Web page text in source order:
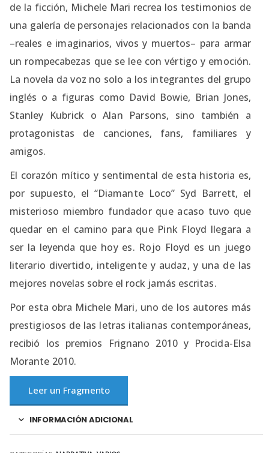
de la ficción, Michele Mari recrea los testimonios de
una galería de personajes relacionados con la banda
–reales e imaginarios, vivos y muertos– para armar
un rompecabezas que se lee con vértigo y emoción.
La novela da voz no solo a los integrantes del grupo
inglés o a figuras como David Bowie, Brian Jones,
Stanley Kubrick o Alan Parsons, sino también a
protagonistas de canciones, fans, familiares y
amigos.
El corazón mítico y sentimental de esta historia es,
por supuesto, el “Diamante Loco” Syd Barrett, el
misterioso miembro fundador que acaso tuvo que
quedar en el camino para que Pink Floyd llegara a
ser la leyenda que hoy es. Rojo Floyd es un juego
literario divertido, inteligente y audaz, y una de las
mejores novelas sobre el rock jamás escritas.
Por esta obra Michele Mari, uno de los autores más
prestigiosos de las letras italianas contemporáneas,
recibió los premios Frignano 2010 y Procida-Elsa
Morante 2010.
Leer un Fragmento
INFORMACIÓN ADICIONAL